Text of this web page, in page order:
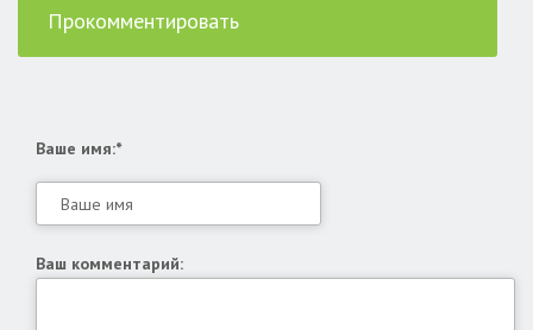
Прокомментировать
Ваше имя:*
Ваш комментарий: